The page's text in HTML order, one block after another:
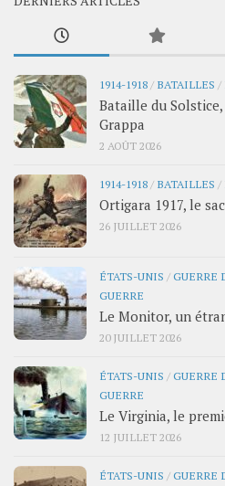
1914-1918 / BATAILLES /
Bataille du
Grappa
2 AOÛT 2026
1914-1918 / BATAILLES /
Ortigara 1917, le
26 JUILLET 2026
ÉTATS-UNIS /GUERRE
GUERRE
Le Monitor, un
20 JUILLET 2026
ÉTATS-UNIS /GUERRE
GUERRE
Le Virginia, le
12 JUILLET 2026
ÉTATS-UNIS /GUERRE